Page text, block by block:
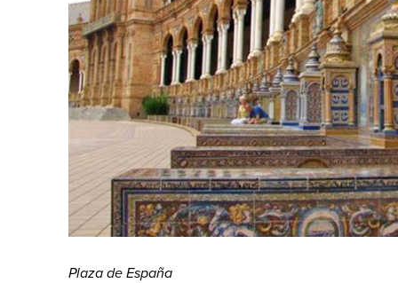
Plaza de España